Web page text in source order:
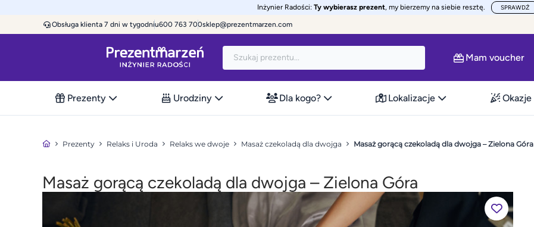
Inżynier Radości: Ty wybierasz prezent, my bierzemy na siebie resztę. SPRAWDŹ
Obsługa klienta 7 dni w tygodniu600 763 700sklep@prezentmarzen.com
Mam voucher
Prezenty Urodziny Dla kogo? Lokalizacje Okazje
Prezenty Relaks i Uroda Relaks we dwoje Masaż czekoladą dla dwojga Masaż gorącą czekoladą dla dwojga – Zielona Góra
Masaż gorącą czekoladą dla dwojga – Zielona Góra